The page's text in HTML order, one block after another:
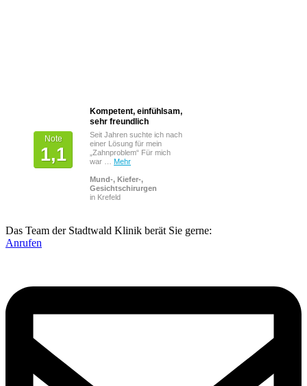
Kompetent, einfühlsam,
sehr freundlich
Seit Jahren suchte ich nach
einer Lösung für mein
„Zahnproblem“ Für mich
war … Mehr
Mund-, Kiefer-,
Gesichtschirurgen
in Krefeld
Note
1,1
Das Team der Stadtwald Klinik berät Sie gerne:
Anrufen